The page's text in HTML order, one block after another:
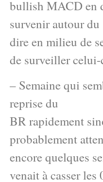
bullish MACD en
survenir autour du
dire en milieu de
de surveiller
– Semaine qui
reprise du
BR rapidement
probablement
encore quelques
venait à casser